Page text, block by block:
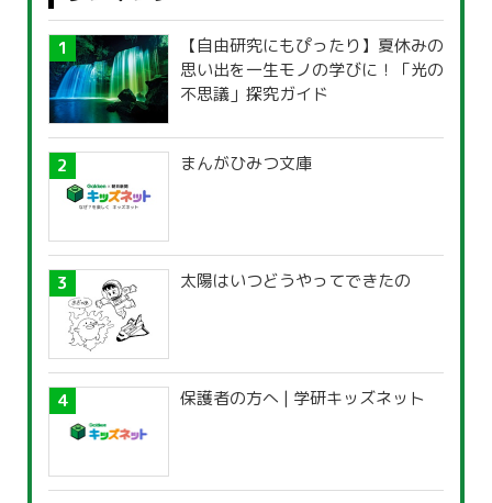
【自由研究にもぴったり】夏休みの
思い出を一生モノの学びに！「光の
不思議」探究ガイド
まんがひみつ文庫
太陽はいつどうやってできたの
保護者の方へ | 学研キッズネット